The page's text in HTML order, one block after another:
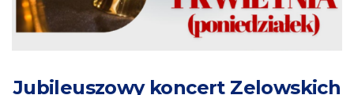
Jubileuszowy koncert Zelowskich